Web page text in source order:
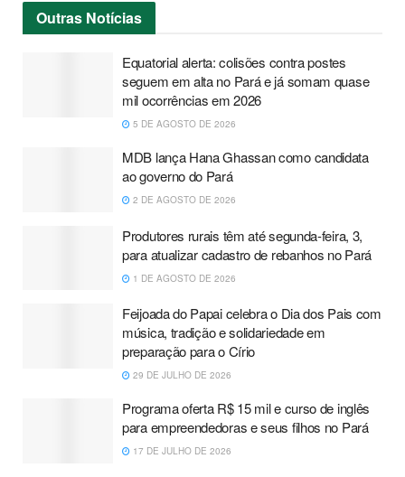
Outras Notícias
Equatorial alerta: colisões contra postes
seguem em alta no Pará e já somam quase
mil ocorrências em 2026
5 DE AGOSTO DE 2026
MDB lança Hana Ghassan como candidata
ao governo do Pará
2 DE AGOSTO DE 2026
Produtores rurais têm até segunda-feira, 3,
para atualizar cadastro de rebanhos no Pará
1 DE AGOSTO DE 2026
Feijoada do Papai celebra o Dia dos Pais com
música, tradição e solidariedade em
preparação para o Círio
29 DE JULHO DE 2026
Programa oferta R$ 15 mil e curso de inglês
para empreendedoras e seus filhos no Pará
17 DE JULHO DE 2026